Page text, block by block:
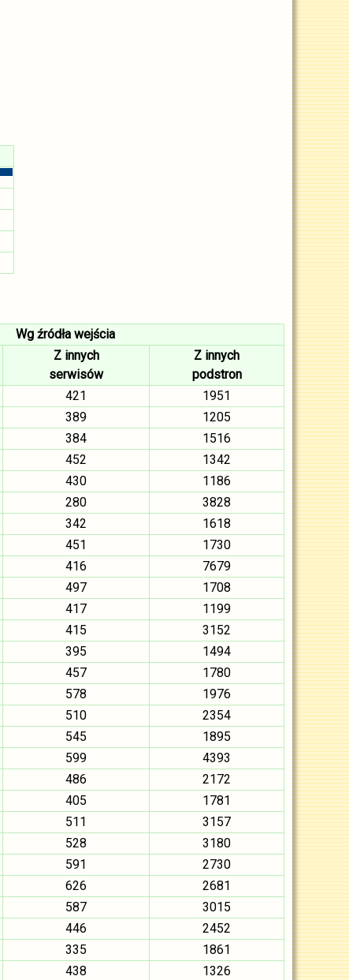
Wg źródła wejścia
Z innych
serwisów
Z innych
podstron
421
1951
389
1205
384
1516
452
1342
430
1186
280
3828
342
1618
451
1730
416
7679
497
1708
417
1199
415
3152
395
1494
457
1780
578
1976
510
2354
545
1895
599
4393
486
2172
405
1781
511
3157
528
3180
591
2730
626
2681
587
3015
446
2452
335
1861
438 1326